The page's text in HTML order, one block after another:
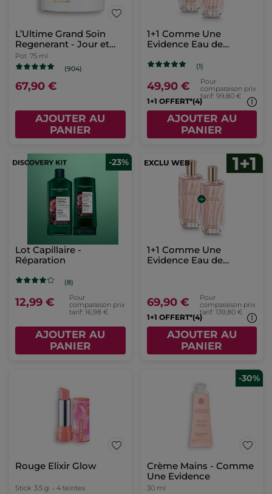
L’Ultime Grand Soin
Regenerant - Jour et
Nuit
Pot 75 ml
(904)
67,90 €
AJOUTER AU
PANIER
1+1 Comme Une
Evidence Eau de
(1)
49,90 €
Pour
comparaison prix
tarif: 99,80 €
1+1 OFFERT*(4)
AJOUTER AU
PANIER
-23%
Lot Capillaire -
Réparation
(8)
12,99 €
Pour
comparaison prix
tarif: 16,98 €
AJOUTER AU
PANIER
1+1 Comme Une
Evidence Eau de
69,90 €
Pour
comparaison prix
tarif: 139,80 €
1+1 OFFERT*(4)
AJOUTER AU
PANIER
Rouge Elixir Glow
Stick 3.5 g - 4 teintes
-30%
Crème Mains - Comme
Une Evidence
30 ml